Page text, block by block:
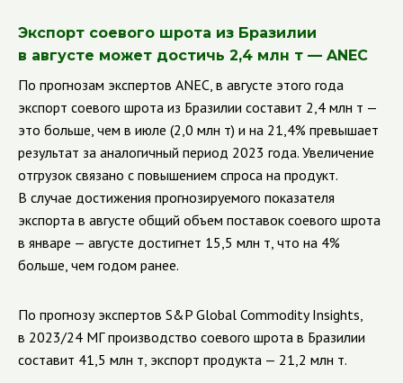
Экспорт соевого шрота из Бразилии
в августе может достичь 2,4 млн т — ANEC
По прогнозам экспертов ANEC, в августе этого года
экспорт соевого шрота из Бразилии составит 2,4 млн т —
это больше, чем в июле (2,0 млн т) и на 21,4% превышает
результат за аналогичный период 2023 года. Увеличение
отгрузок связано с повышением спроса на продукт.
В случае достижения прогнозируемого показателя
экспорта в августе общий объем поставок соевого шрота
в январе — августе достигнет 15,5 млн т, что на 4%
больше, чем годом ранее.
По прогнозу экспертов S&P Global Commodity Insights,
в 2023/24 МГ производство соевого шрота в Бразилии
составит 41,5 млн т, экспорт продукта — 21,2 млн т.